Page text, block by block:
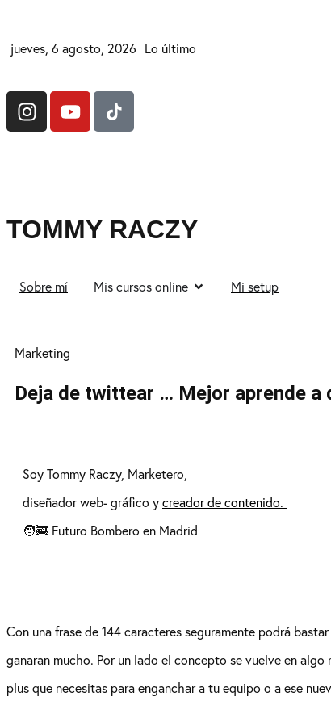
jueves, 6 agosto, 2026 Lo último
TOMMY RACZY
Sobre mí Mis cursos online Mi setup
Marketing
Deja de twittear … Mejor aprende a
Soy Tommy Raczy, Marketero,
diseñador web- gráfico y creador de contenido.
🧑‍🚒 Futuro Bombero en Madrid
Con una frase de 144 caracteres seguramente podrá
ganaran mucho. Por un lado el concepto se vuelve en
plus que necesitas para enganchar a tu equipo o a ese